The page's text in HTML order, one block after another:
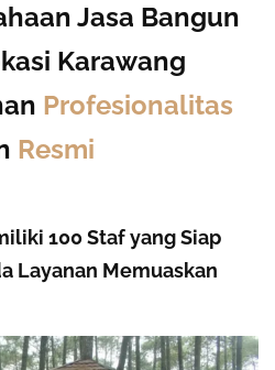
Jasa Bangun
Karawang
Profesionalitas
Resmi
100 Staf yang Siap
Layanan Memuaskan